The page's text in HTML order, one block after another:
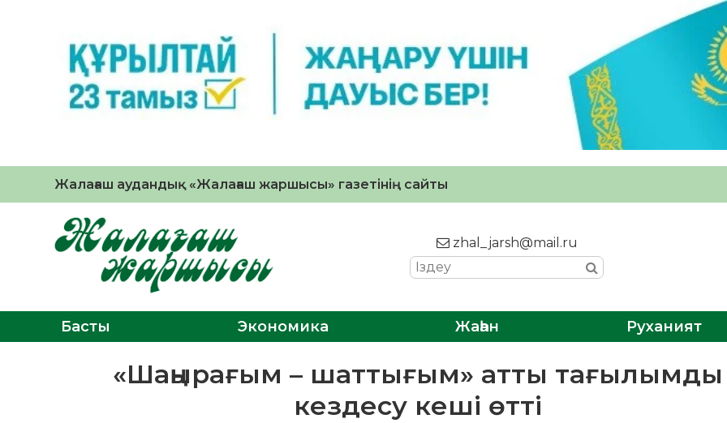
Жалағаш аудандық «Жалағаш жаршысы» газетінің сайты
zhal_jarsh@mail.ru
Басты Экономика Жаһан Руханият
«Шаңырағым – шаттығым» атты тағылымды
кездесу кеші өтті